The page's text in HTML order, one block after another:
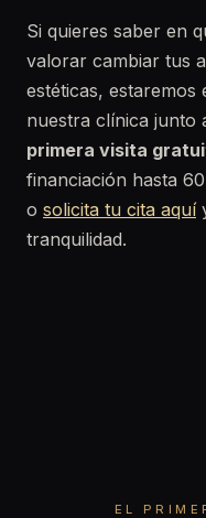
Si quieres saber en
valorar cambiar tus
estéticas, estaremos
nuestra clínica junto
primera visita
financiación hasta
o solicita tu cita aquí
tranquilidad.
EL